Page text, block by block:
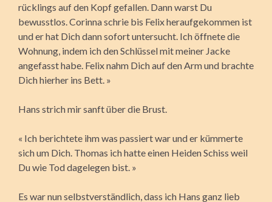
rücklings auf den Kopf gefallen. Dann warst Du
bewusstlos. Corinna schrie bis Felix heraufgekommen ist
und er hat Dich dann sofort untersucht. Ich öffnete die
Wohnung, indem ich den Schlüssel mit meiner Jacke
angefasst habe. Felix nahm Dich auf den Arm und brachte
Dich hierher ins Bett. »
Hans strich mir sanft über die Brust.
« Ich berichtete ihm was passiert war und er kümmerte
sich um Dich. Thomas ich hatte einen Heiden Schiss weil
Du wie Tod dagelegen bist. »
Es war nun selbstverständlich, dass ich Hans ganz lieb